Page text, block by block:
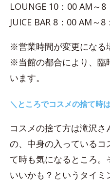
LOUNGE 10：00 AM～8
JUICE BAR 8：00 AM～8
※営業時間が変更になる
※当館の都合により、臨
います。
＼ところでコスメの捨て時
コスメの捨て方は滝沢
の、中身の入っている
て時も気になるところ
いいかも？というタイ